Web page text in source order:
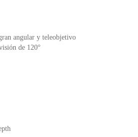
angular y teleobjetivo
de 120°